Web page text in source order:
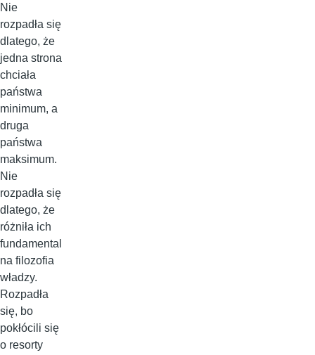
Nie
rozpadła się
dlatego, że
jedna strona
chciała
państwa
minimum, a
druga
państwa
maksimum.
Nie
rozpadła się
dlatego, że
różniła ich
fundamental
na filozofia
władzy.
Rozpadła
się, bo
pokłócili się
o resorty